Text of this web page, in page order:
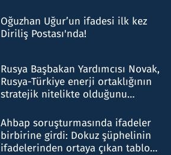
Oğuzhan Uğur’un ifadesi ilk kez
Diriliş Postası'nda!
Rusya Başbakan Yardımcısı Novak,
Rusya-Türkiye enerji ortaklığının
stratejik nitelikte olduğunu
Ahbap soruşturmasında ifadeler
birbirine girdi: Dokuz şüphelinin
ifadelerinden ortaya çıkan tablo